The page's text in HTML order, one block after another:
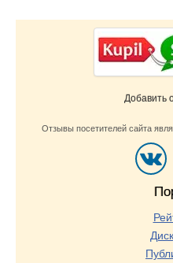
Добавить
Отзывы посетителей сайта